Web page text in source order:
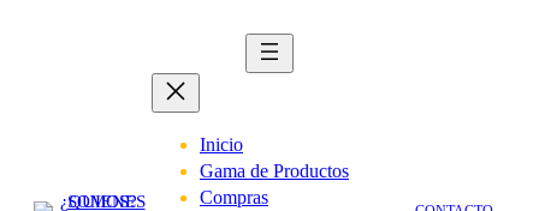
Inicio
Gama de Productos
Compras